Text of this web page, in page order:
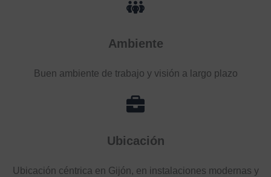
Ambiente
Buen ambiente de trabajo y visión a largo plazo
Ubicación
Ubicación céntrica en Gijón, en instalaciones modernas y